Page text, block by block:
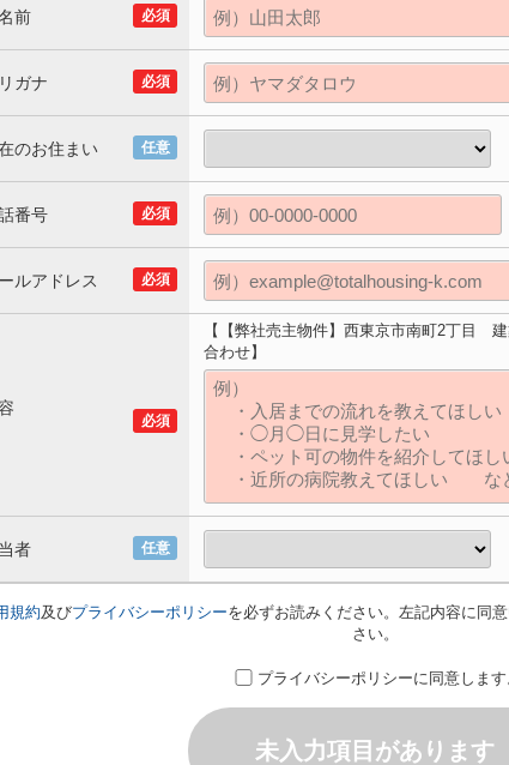
必須
前
必須
ガナ
任意
のお住まい
必須
番号
必須
ルアドレス
必須
【【弊社売主物件】西東京市南町2丁目
合わせ】
任意
者
規約及びプライバシーポリシーを必ずお読みください。左記内容に同
さい。
プライバシーポリシーに同意します
未入力項目があります